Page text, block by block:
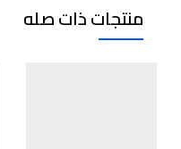
منتجات ذات صله